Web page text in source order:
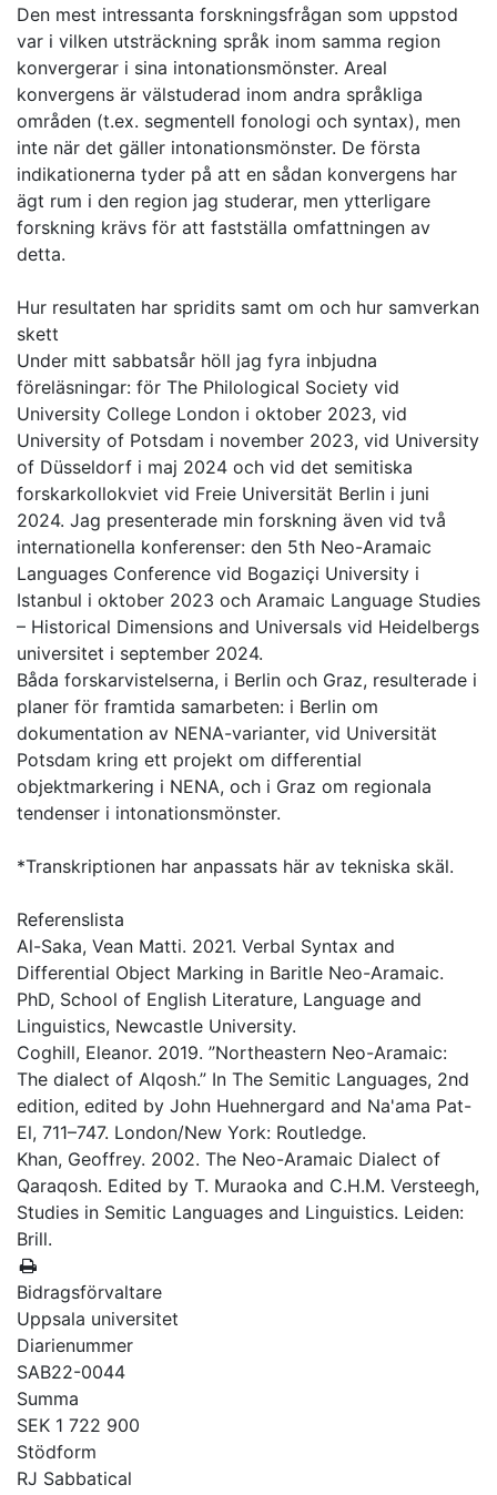
Den mest intressanta forskningsfrågan som uppstod
var i vilken utsträckning språk inom samma region
konvergerar i sina intonationsmönster. Areal
konvergens är välstuderad inom andra språkliga
områden (t.ex. segmentell fonologi och syntax), men
inte när det gäller intonationsmönster. De första
indikationerna tyder på att en sådan konvergens har
ägt rum i den region jag studerar, men ytterligare
forskning krävs för att fastställa omfattningen av
detta.
Hur resultaten har spridits samt om och hur samverkan
skett
Under mitt sabbatsår höll jag fyra inbjudna
föreläsningar: för The Philological Society vid
University College London i oktober 2023, vid
University of Potsdam i november 2023, vid University
of Düsseldorf i maj 2024 och vid det semitiska
forskarkollokviet vid Freie Universität Berlin i juni
2024. Jag presenterade min forskning även vid två
internationella konferenser: den 5th Neo-Aramaic
Languages Conference vid Bogaziçi University i
Istanbul i oktober 2023 och Aramaic Language Studies
– Historical Dimensions and Universals vid Heidelbergs
universitet i september 2024.
Båda forskarvistelserna, i Berlin och Graz, resulterade i
planer för framtida samarbeten: i Berlin om
dokumentation av NENA-varianter, vid Universität
Potsdam kring ett projekt om differential
objektmarkering i NENA, och i Graz om regionala
tendenser i intonationsmönster.
*Transkriptionen har anpassats här av tekniska skäl.
Referenslista
Al-Saka, Vean Matti. 2021. Verbal Syntax and
Differential Object Marking in Baritle Neo-Aramaic.
PhD, School of English Literature, Language and
Linguistics, Newcastle University.
Coghill, Eleanor. 2019. ”Northeastern Neo-Aramaic:
The dialect of Alqosh.” In The Semitic Languages, 2nd
edition, edited by John Huehnergard and Na'ama Pat-
El, 711–747. London/New York: Routledge.
Khan, Geoffrey. 2002. The Neo-Aramaic Dialect of
Qaraqosh. Edited by T. Muraoka and C.H.M. Versteegh,
Studies in Semitic Languages and Linguistics. Leiden:
Brill.
Bidragsförvaltare
Uppsala universitet
Diarienummer
SAB22-0044
Summa
SEK 1 722 900
Stödform
RJ Sabbatical